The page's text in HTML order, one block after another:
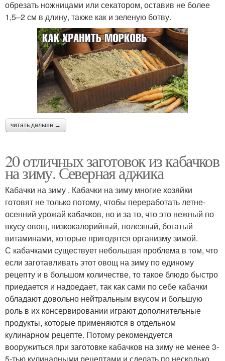
обрезать ножницами или секатором, оставив не более
1,5–2 см в длину, также как и зеленую ботву.
читать дальше →
20 отличных заготовок из кабачков
на зиму. Северная аджика
Кабачки на зиму . Кабачки на зиму многие хозяйки
готовят не только потому, чтобы переработать летне-
осенний урожай кабачков, но и за то, что это нежный по
вкусу овощ, низкокалорийный, полезный, богатый
витаминами, которые пригодятся организму зимой.
С кабачками существует небольшая проблема в том, что
если заготавливать этот овощ на зиму по единому
рецепту и в большом количестве, то такое блюдо быстро
приедается и надоедает, так как сами по себе кабачки
обладают довольно нейтральным вкусом и большую
роль в их консервировании играют дополнительные
продукты, которые применяются в отдельном
кулинарном рецепте. Потому рекомендуется
вооружиться при заготовке кабачков на зиму не менее 3-
5-тью кулинарными рецептами и сделать по несколько